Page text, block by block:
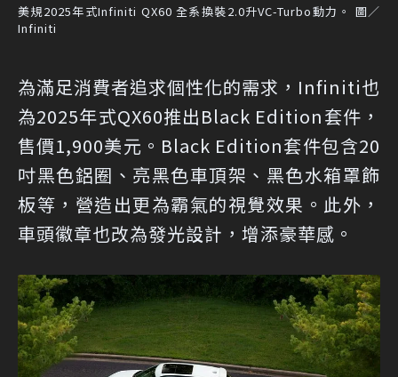
美規2025年式Infiniti QX60 全系換裝2.0升VC-Turbo動力。 圖／
Infiniti
為滿足消費者追求個性化的需求，Infiniti也
為2025年式QX60推出Black Edition套件，
售價1,900美元。Black Edition套件包含20
吋黑色鋁圈、亮黑色車頂架、黑色水箱罩飾
板等，營造出更為霸氣的視覺效果。此外，
車頭徽章也改為發光設計，增添豪華感。